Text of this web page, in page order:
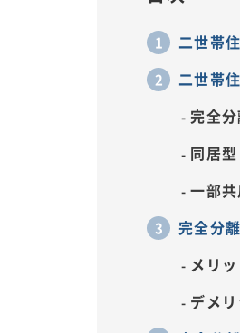
二世帯
二世帯
完全
同居型
一部
完全分
メリッ
デメ